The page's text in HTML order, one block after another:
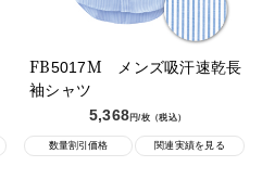
FB5017M メンズ吸汗速乾長
袖シャツ
5,368円/枚（税込）
数量割引価格 関連実績を見る